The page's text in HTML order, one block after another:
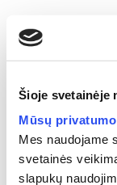
Šioje svetainėje
Mūsų
Mes naudojame
svetainės
slapukų